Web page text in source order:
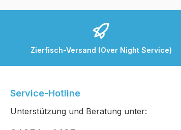
Zierfisch-Versand (Over Night Service)
Service-Hotline
Unterstützung und Beratung unter: